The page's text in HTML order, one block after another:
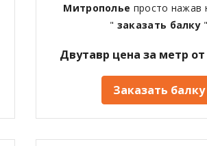
Митрополье просто нажав
" заказать балку "
Двутавр цена за метр от
Заказать балку